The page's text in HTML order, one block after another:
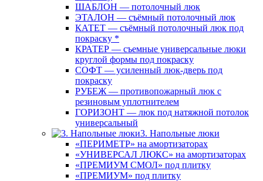
ШАБЛОН — потолочный люк
ЭТАЛОН — съёмный потолочный люк
КАТЕТ — съёмный потолочный люк под
покраску *
КРАТЕР — съемные универсальные люки
круглой формы под покраску
СОФТ — усиленный люк-дверь под
покраску
РУБЕЖ — противопожарный люк с
резиновым уплотнителем
ГОРИЗОНТ — люк под натяжной потолок
универсальный
3. Напольные люки
«ПЕРИМЕТР» на амортизаторах
«УНИВЕРСАЛ ЛЮКС» на амортизаторах
«ПРЕМИУМ СМОЛ» под плитку
«ПРЕМИУМ» под плитку